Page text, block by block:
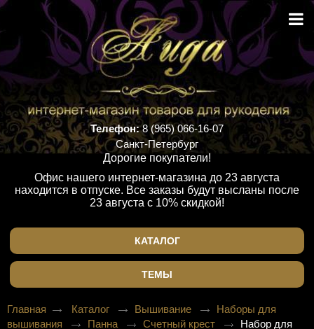
Телефон:8 (965) 066-16-07
Санкт-Петербург
Дорогие покупатели!
Офис нашего интернет-магазина до 23 августа
находится в отпуске. Все заказы будут высланы после
23 августа с 10% скидкой!
КАТАЛОГ
ТЕМЫ
Главная Каталог Вышивание
Наборы для
вышивания
Панна Счетный крест
Набор для